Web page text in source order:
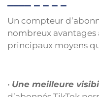
Un compteur
nombreux avantages
principaux moyens
• Une meilleure